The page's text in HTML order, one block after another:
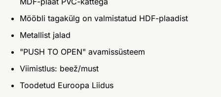
Mööbli tagakülg on valmistatud HDF-plaadist
Metallist jalad
"PUSH TO OPEN" avamissüsteem
Viimistlus: beež/must
Toodetud Euroopa Liidus